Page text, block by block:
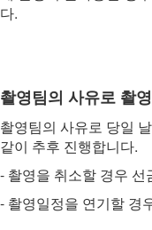
다.
촬영팀의 사유로 촬
촬영팀의 사유로 당일
같이 추후 진행합니다.
- 촬영을 취소할 경우 선
- 촬영일정을 연기할 경